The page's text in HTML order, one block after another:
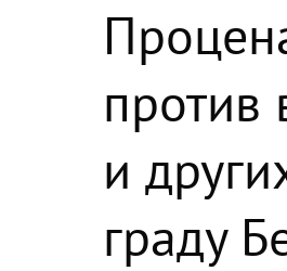
против
и
граду